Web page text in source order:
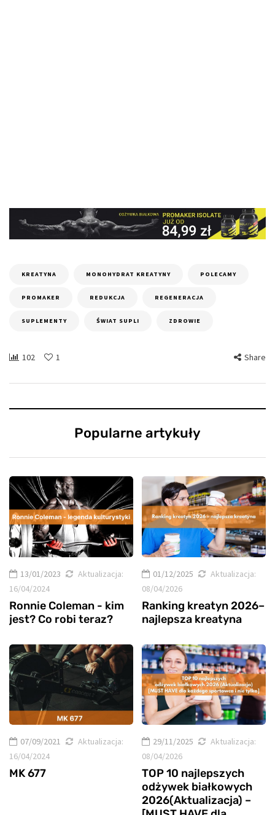
KREATYNA MONOHYDRAT KREATYNY POLECAMY
PROMAKER REDUKCJA REGENERACJA
SUPLEMENTY ŚWIAT SUPLI ZDROWIE
102 1 Share
Popularne artykuły
13/01/2023
Aktualizacja:
16/04/2024
Ronnie Coleman - kim
jest? Co robi teraz?
01/12/2025
Aktualizacja:
08/04/2026
Ranking kreatyn 2026–
najlepsza kreatyna
07/09/2021
Aktualizacja:
16/04/2024
MK 677
29/11/2025
Aktualizacja:
08/04/2026
TOP 10 najlepszych
odżywek białkowych
2026(Aktualizacja) –